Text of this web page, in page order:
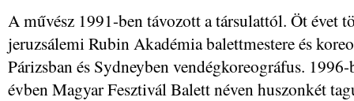
A művész 1991-ben távozott a társulattól. Öt évet
jeruzsálemi Rubin Akadémia balettmestere és
Párizsban és Sydneyben vendégkoreográfus.
évben Magyar Fesztivál Balett néven huszonkét